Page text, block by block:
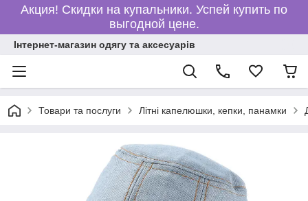
Акция! Скидки на купальники. Успей купить по
выгодной цене.
Інтернет-магазин одягу та аксесуарів
Товари та послуги Літні капелюшки, кепки, панамки